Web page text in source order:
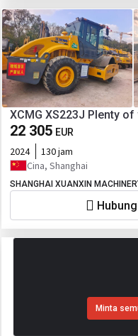
XCMG
22 305 EUR
2024
130 jam
Cina, Shanghai
SHANGHAI XUANXIN
Minta